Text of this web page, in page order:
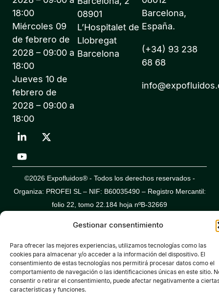
Gestionar consentimiento
Para ofrecer las mejores experiencias, utilizamos tecnologías como las
cookies para almacenar y/o acceder a la información del dispositivo. El
consentimiento de estas tecnologías nos permitirá procesar datos como el
comportamiento de navegación o las identificaciones únicas en este sitio.
consentir o retirar el consentimiento, puede afectar negativamente a
características y funciones.
18:00
Miércoles 09
de febrero de
2028 – 09:00 a
18:00
Jueves 10 de
febrero de
2028 – 09:00 a
18:00
08901
L’Hospitalet de
Llobregat
Barcelona
Barcelona,
España.
(+34) 93 238
68 68
©2026 Expofluidos® - Todos los derechos reservados -
Organiza: PROFEI SL – NIF: B60035490 – Registro Mercantil:
folio 22, tomo 22.184 hoja nºB-32669